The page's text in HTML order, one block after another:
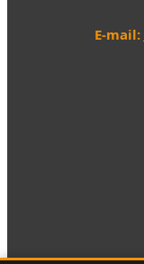
E-mail: